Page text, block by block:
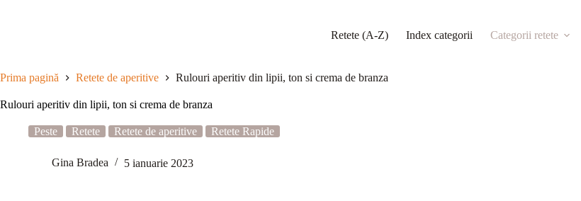
Retete (A-Z) Index categorii Categorii retete
Prima pagină Retete de aperitive Rulouri aperitiv din lipii, ton si crema de branza
Rulouri aperitiv din lipii, ton si crema de branza
Peste Retete Retete de aperitive Retete Rapide
Gina Bradea 5 ianuarie 2023